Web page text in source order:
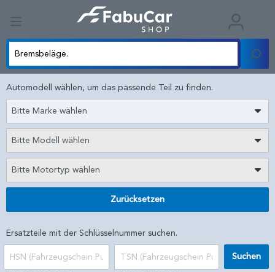
Automodell wählen, um das passende Teil zu finden.
Bitte Marke wählen
Bitte Modell wählen
Bitte Motortyp wählen
Zurücksetzen
Ersatzteile mit der Schlüsselnummer suchen.
Suchen